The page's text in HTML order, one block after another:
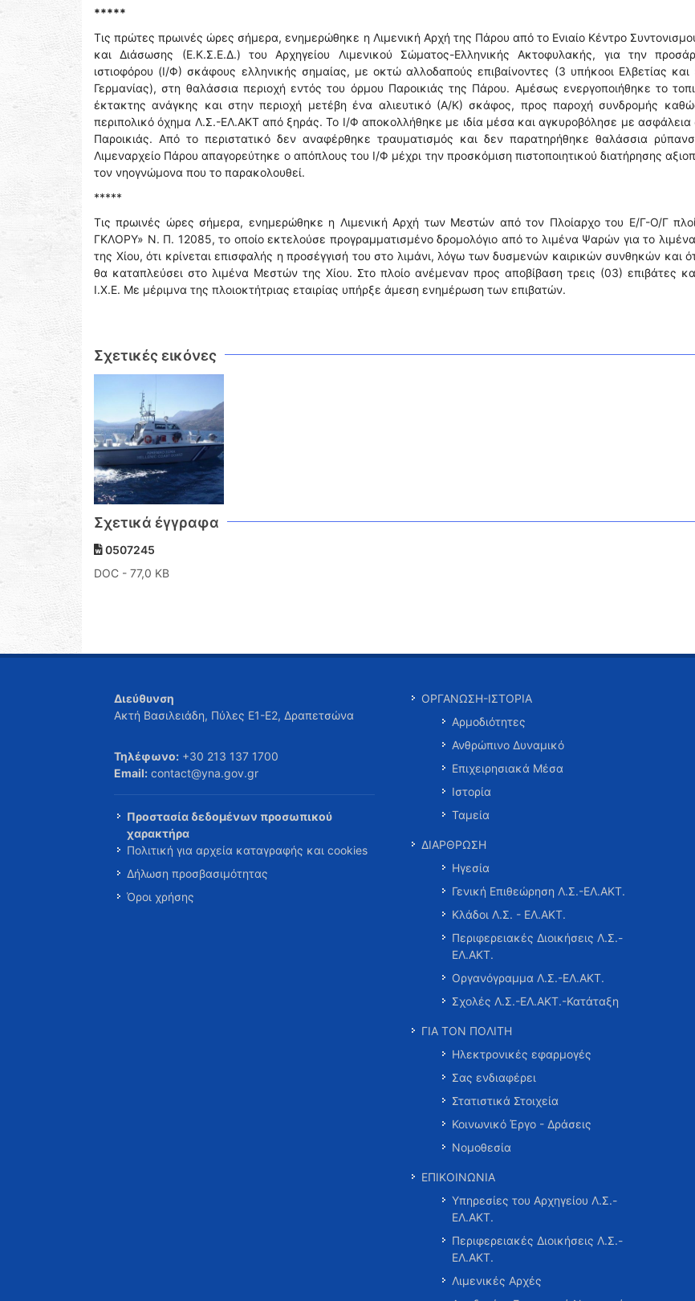
*****
Τις πρώτες πρωινές ώρες σήμερα, ενημερώθηκε η Λιμενική Αρχή της Πάρου από το Ενιαίο Κέντρο
και Διάσωσης (Ε.Κ.Σ.Ε.Δ.) του Αρχηγείου Λιμενικού Σώματος-Ελληνικής Ακτοφυλακής, για την
ιστιοφόρου (Ι/Φ) σκάφους ελληνικής σημαίας, με οκτώ αλλοδαπούς επιβαίνοντες (3 υπήκοοι Ελβετίας και
Γερμανίας), στη θαλάσσια περιοχή εντός του όρμου Παροικιάς της Πάρου. Αμέσως ενεργοποιήθηκε το
έκτακτης ανάγκης και στην περιοχή μετέβη ένα αλιευτικό (Α/Κ) σκάφος, προς παροχή συνδρομής
περιπολικό όχημα Λ.Σ.-ΕΛ.ΑΚΤ από ξηράς. Το Ι/Φ αποκολλήθηκε με ιδία μέσα και αγκυροβόλησε με ασφάλεια
Παροικιάς. Από το περιστατικό δεν αναφέρθηκε τραυματισμός και δεν παρατηρήθηκε θαλάσσια
Λιμεναρχείο Πάρου απαγορεύτηκε ο απόπλους του Ι/Φ μέχρι την προσκόμιση πιστοποιητικού διατήρησης
τον νηογνώμονα που το παρακολουθεί.
*****
Τις πρωινές ώρες σήμερα, ενημερώθηκε η Λιμενική Αρχή των Μεστών από τον Πλοίαρχο του Ε/Γ-Ο/Γ
ΓΚΛΟΡΥ» Ν. Π. 12085, το οποίο εκτελούσε προγραμματισμένο δρομολόγιο από το λιμένα Ψαρών για το
της Χίου, ότι κρίνεται επισφαλής η προσέγγισή του στο λιμάνι, λόγω των δυσμενών καιρικών συνθηκών και
θα καταπλεύσει στο λιμένα Μεστών της Χίου. Στο πλοίο ανέμεναν προς αποβίβαση τρεις (03) επιβάτες
Ι.Χ.Ε. Με μέριμνα της πλοιοκτήτριας εταιρίας υπήρξε άμεση ενημέρωση των επιβατών.
Σχετικές εικόνες
Σχετικά έγγραφα
0507245
DOC - 77,0 KB
Διεύθυνση
Ακτή Βασιλειάδη, Πύλες Ε1-Ε2, Δραπετσώνα
Τηλέφωνο: +30 213 137 1700
Email: contact@yna.gov.gr
Προστασία δεδομένων προσωπικού
χαρακτήρα
Πολιτική για αρχεία καταγραφής και cookies
Δήλωση προσβασιμότητας
Όροι χρήσης
ΟΡΓΑΝΩΣΗ-ΙΣΤΟΡΙΑ
Αρμοδιότητες
Ανθρώπινο Δυναμικό
Επιχειρησιακά Μέσα
Ιστορία
Ταμεία
ΔΙΑΡΘΡΩΣΗ
Ηγεσία
Γενική Επιθεώρηση Λ.Σ.-ΕΛ.ΑΚΤ.
Κλάδοι Λ.Σ. - ΕΛ.ΑΚΤ.
Περιφερειακές Διοικήσεις Λ.Σ.-
ΕΛ.ΑΚΤ.
Οργανόγραμμα Λ.Σ.-ΕΛ.ΑΚΤ.
Σχολές Λ.Σ.-ΕΛ.ΑΚΤ.-Κατάταξη
ΓΙΑ ΤΟΝ ΠΟΛΙΤΗ
Ηλεκτρονικές εφαρμογές
Σας ενδιαφέρει
Στατιστικά Στοιχεία
Κοινωνικό Έργο - Δράσεις
Νομοθεσία
ΕΠΙΚΟΙΝΩΝΙΑ
Υπηρεσίες του Αρχηγείου Λ.Σ.-
ΕΛ.ΑΚΤ.
Περιφερειακές Διοικήσεις Λ.Σ.-
ΕΛ.ΑΚΤ.
Λιμενικές Αρχές